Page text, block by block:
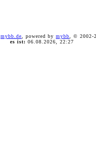
mybb.de , powered by mybb , ©
es ist: 06.08.2026, 22:27